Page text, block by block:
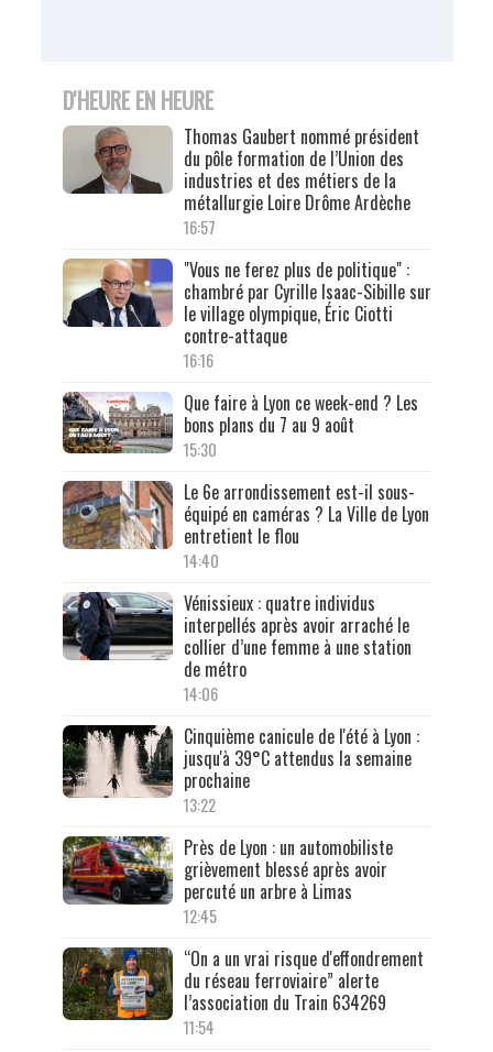
D'HEURE EN HEURE
Thomas Gaubert nommé président
du pôle formation de l’Union des
industries et des métiers de la
métallurgie Loire Drôme Ardèche
16:57
"Vous ne ferez plus de politique" :
chambré par Cyrille Isaac-Sibille sur
le village olympique, Éric Ciotti
contre-attaque
16:16
Que faire à Lyon ce week-end ? Les
bons plans du 7 au 9 août
15:30
Le 6e arrondissement est-il sous-
équipé en caméras ? La Ville de Lyon
entretient le flou
14:40
Vénissieux : quatre individus
interpellés après avoir arraché le
collier d’une femme à une station
de métro
14:06
Cinquième canicule de l'été à Lyon :
jusqu'à 39°C attendus la semaine
prochaine
13:22
Près de Lyon : un automobiliste
grièvement blessé après avoir
percuté un arbre à Limas
12:45
“On a un vrai risque d'effondrement
du réseau ferroviaire” alerte
l’association du Train 634269
11:54